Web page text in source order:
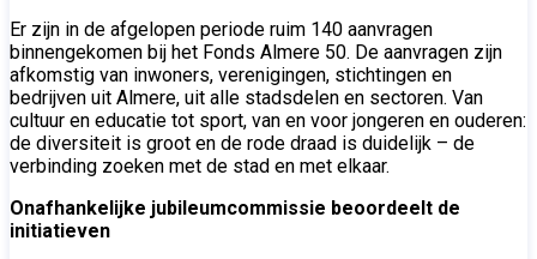
Er zijn in de afgelopen periode ruim 140 aanvragen
binnengekomen bij het Fonds Almere 50. De aanvragen zijn
afkomstig van inwoners, verenigingen, stichtingen en
bedrijven uit Almere, uit alle stadsdelen en sectoren. Van
cultuur en educatie tot sport, van en voor jongeren en ouderen:
de diversiteit is groot en de rode draad is duidelijk – de
verbinding zoeken met de stad en met elkaar.
Onafhankelijke jubileumcommissie beoordeelt de
initiatieven